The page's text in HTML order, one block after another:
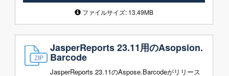
ファイルサイズ: 13.49MB
JasperReports 23.11用のAsopsion.
Barcode
JasperReports 23.11のAspose.Barcodeがリリース